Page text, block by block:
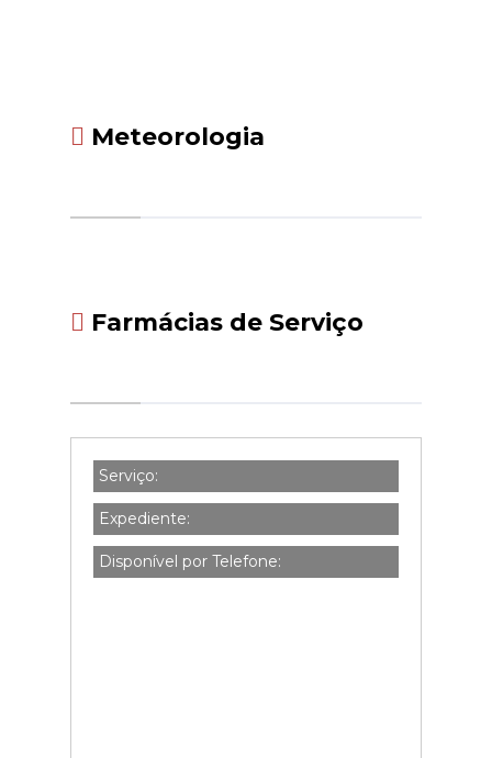
Meteorologia
Farmácias de Serviço
Serviço:
Expediente:
Disponível por Telefone: